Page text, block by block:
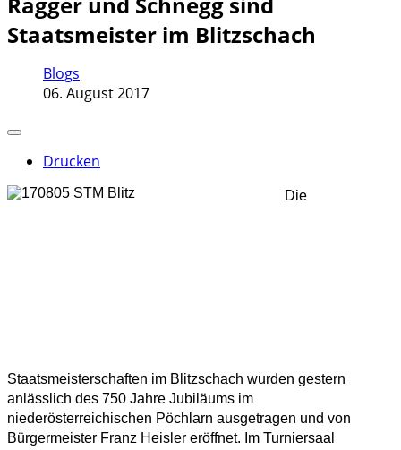
Staatsmeister im Blitzschach
Blogs
06. August 2017
Drucken
Die
Staatsmeisterschaften im Blitzschach wurden gestern
anlässlich des 750 Jahre Jubiläums im
niederösterreichischen Pöchlarn ausgetragen und von
Bürgermeister Franz Heisler eröffnet. Im Turniersaal